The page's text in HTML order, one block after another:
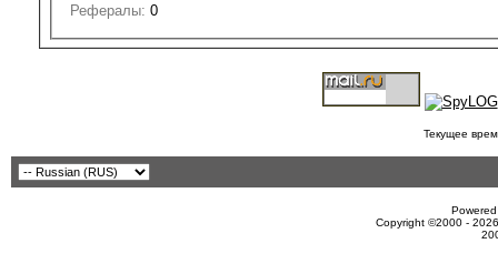
Рефералы: 0
Текущее
Copyright ©2000 -